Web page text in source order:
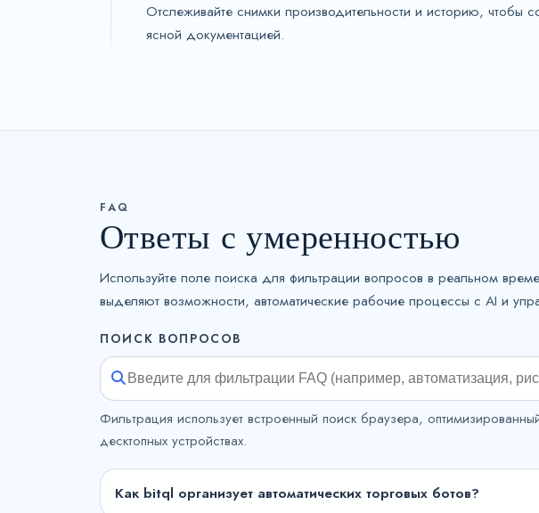
Отслеживайте снимки производительности и историю,
ясной документацией.
FAQ
Ответы с умеренностью
Используйте поле поиска для фильтрации вопросов в реальном
выделяют возможности, автоматические рабочие процессы с AI и
ПОИСК ВОПРОСОВ
Фильтрация использует встроенный поиск браузера,
десктопных устройствах.
Как bitql организует автоматических торговых ботов?